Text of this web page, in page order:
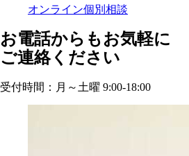
オンライン個別相談
お電話からもお気軽に
ご連絡ください
受付時間：月～土曜 9:00-18:00